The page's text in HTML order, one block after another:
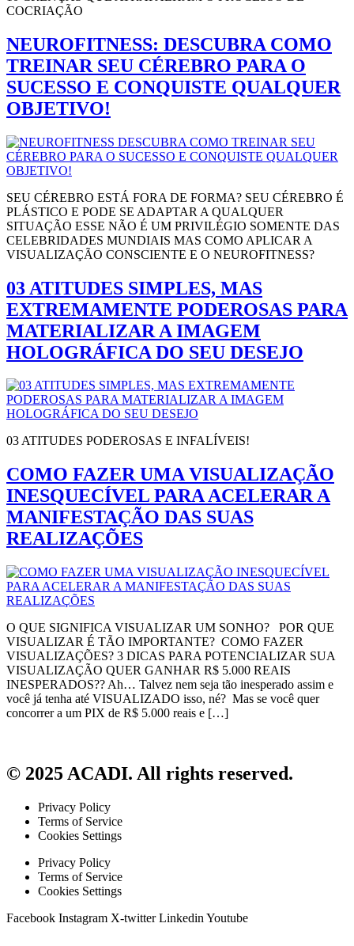
COCRIAÇÃO
NEUROFITNESS: DESCUBRA COMO
TREINAR SEU CÉREBRO PARA O
SUCESSO E CONQUISTE QUALQUER
OBJETIVO!
SEU CÉREBRO ESTÁ FORA DE FORMA? SEU CÉREBRO É
PLÁSTICO E PODE SE ADAPTAR A QUALQUER
SITUAÇÃO ESSE NÃO É UM PRIVILÉGIO SOMENTE DAS
CELEBRIDADES MUNDIAIS MAS COMO APLICAR A
VISUALIZAÇÃO CONSCIENTE E O NEUROFITNESS?
03 ATITUDES SIMPLES, MAS
EXTREMAMENTE PODEROSAS PARA
MATERIALIZAR A IMAGEM
HOLOGRÁFICA DO SEU DESEJO
03 ATITUDES PODEROSAS E INFALÍVEIS!
COMO FAZER UMA VISUALIZAÇÃO
INESQUECÍVEL PARA ACELERAR A
MANIFESTAÇÃO DAS SUAS
REALIZAÇÕES
O QUE SIGNIFICA VISUALIZAR UM SONHO? POR QUE
VISUALIZAR É TÃO IMPORTANTE? COMO FAZER
VISUALIZAÇÕES? 3 DICAS PARA POTENCIALIZAR SUA
VISUALIZAÇÃO QUER GANHAR R$ 5.000 REAIS
INESPERADOS?? Ah… Talvez nem seja tão inesperado assim e
você já tenha até VISUALIZADO isso, né? Mas se você quer
concorrer a um PIX de R$ 5.000 reais e […]
© 2025 ACADI. All rights reserved.
Privacy Policy
Terms of Service
Cookies Settings
Privacy Policy
Terms of Service
Cookies Settings
Facebook Instagram X-twitter Linkedin Youtube